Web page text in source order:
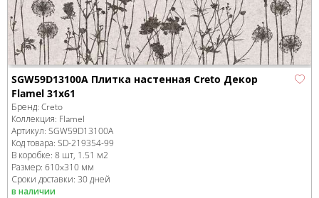
SGW59D13100A Плитка настенная Creto Декор
Flamel 31х61
Бренд: Creto
Коллекция: Flamel
Артикул: SGW59D13100A
Код товара: SD-219354-99
В коробке: 8 шт, 1.51 м2
Размер: 610x310 мм
Сроки доставки: 30 дней
в наличии